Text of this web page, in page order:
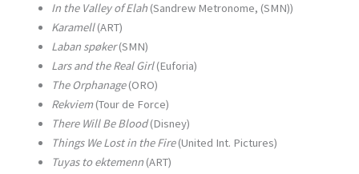
In the Valley of Elah(Sandrew Metronome, (SMN))
Karamell(ART)
Laban spøker(SMN)
Lars and the Real Girl(Euforia)
The Orphanage(ORO)
Rekviem(Tour de Force)
There Will Be Blood(Disney)
Things We Lost in the Fire(United Int. Pictures)
Tuyas to ektemenn(ART)